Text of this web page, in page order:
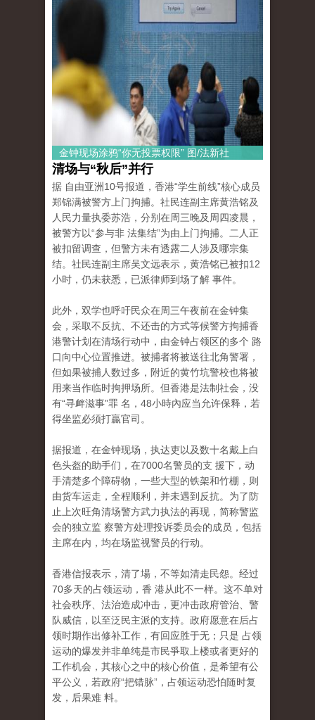
金钟现场涂鸦“你无投票权限” 图/法新社
清场与“秋后”并行
据 自由亚洲10号报道，香港“学生前线”核心成员
郑锦满被警方上门拘捕。社民连副主席黄浩铭及
人民力量执委苏浩，分别在周三晚及周四凌晨，
被警方以“参与非 法集结”为由上门拘捕。二人正
被扣留调查，但警方未有透露二人涉及哪宗集
结。社民连副主席吴文远表示，黄浩铭已被扣12
小时，仍未获悉，已派律师到场了解 事件。
此外，双学也呼吁民众在周三午夜前在金钟集
会，采取不反抗、不还击的方式等候警方拘捕香
港警计划在清场行动中，由金钟占领区的多个 路
口向中心位置推进。被捕者将被送往北角警署，
但如果被捕人数过多，附近的黄竹坑警校也将被
用来当作临时拘押场所。但香港是法制社会，没
有“寻衅滋事”罪 名，48小時內应当允许保释，若
得坐监必须打贏官司。
据报道，在金钟现场，执达吏以及数十名戴上白
色头盔的助手们，在7000名警员的支 援下，动
手清楚多个障碍物，一些大型的铁架和竹棚，则
由货车运走，全程顺利，并未遇到反抗。为了防
止上次旺角清场警方武力执法的再现，简称警监
会的独立监 察警方处理投诉委员会的成员，包括
主席在内，均在场监视警员的行动。
香港信报表示，清了場，不等如清走民怨。经过
70多天的占领运动，香 港从此不一样。这不单对
社会秩序、法治造成冲击，更冲击政府管治、警
队威信，以至泛民主派的支持。政府愿意在后占
领时期作出修补工作，有回应胜于无；只是 占领
运动的爆发并非单纯是市民爭取上楼或者更好的
工作机会，其核心之中的核心价值，是希望有公
平公义，若政府“把错脉”，占领运动恐怕随时复
发，后果难 料。